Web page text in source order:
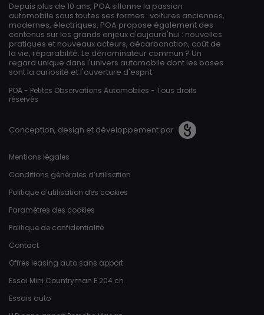
Depuis plus de 10 ans, POA sillonne la passion
automobile sous toutes ses formes : voitures anciennes,
modernes, électriques. POA propose également des
contenus sur les grands enjeux d'aujourd'hui : nouvelles
pratiques et nouveaux acteurs, décarbonation, coût de
la vie, réparabilité. Le dénominateur commun ? Un
regard unique dans l'univers automobile dont les bases
sont la curiosité et l'ouverture d'esprit.
POA - Petites Observations Automobiles - Tous droits
réservés
Conception, design et développement par
Pied de page
Mentions légales
Conditions générales d’utilisation
Politique d’utilisation des cookies
Paramètres des cookies
Politique de confidentialité
Contact
Offres leasing auto sans apport
Essai Mini Countryman E 204 ch
Essais auto